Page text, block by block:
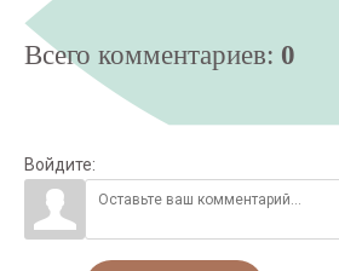
Всего комментариев: 0
Войдите: